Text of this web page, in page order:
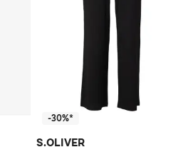
-30%*
S.OLIVER